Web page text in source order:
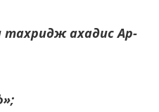
тахридж ахадис Ар-